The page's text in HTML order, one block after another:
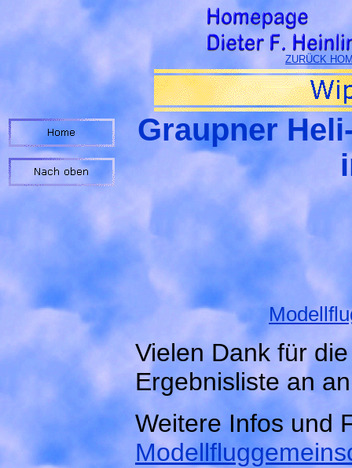
ZURÜCK
Graupner
Vielen Dank für
Ergebnisliste an
Weitere Infos und